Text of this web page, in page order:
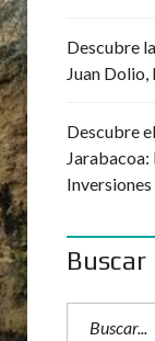
Descubre
Juan
Descubre
Jarabacoa:
Buscar